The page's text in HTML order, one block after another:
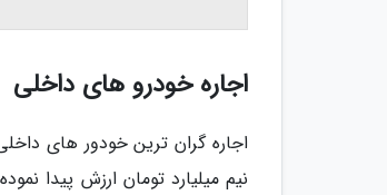
اجاره خودرو های داخلی
نیم میلیارد تومان ارزش پیدا